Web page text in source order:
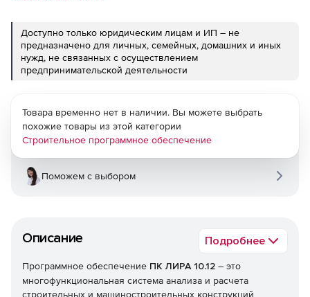
Доступно только юридическим лицам и ИП – не
предназначено для личных, семейных, домашних и иных
нужд, не связанных с осуществлением
предпринимательской деятельности
Описание Подробнее
Программное обеспечение ПК ЛИРА 10.12 – это
многофункциональная система анализа и расчета
строительных и машиностроительных конструкций
Товара временно нет в наличии. Вы можете выбрать
похожие товары из этой категории
Строительное программное обеспечение
Поможем с выбором